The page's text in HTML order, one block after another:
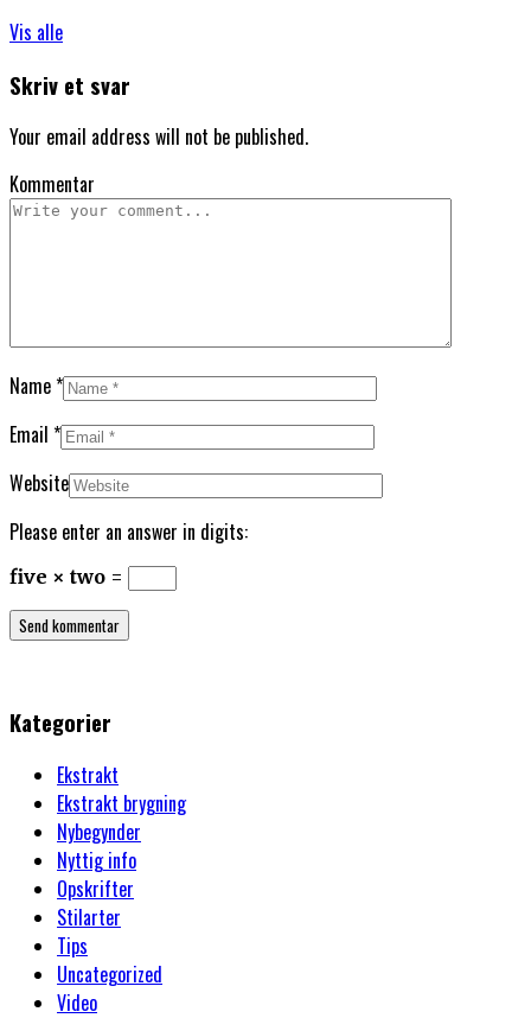
Vis alle
Skriv et svar
Your email address will not be published.
Kommentar
Name*
Email *
Website
Please enter an answer in digits:
five × two =
Kategorier
Ekstrakt
Ekstrakt brygning
Nybegynder
Nyttig info
Opskrifter
Stilarter
Tips
Uncategorized
Video